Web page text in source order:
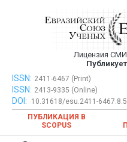
публикация
Лицензия
Евразийский Союз
ISSN: 2411-6467 (Print)
ISSN: 2413-9335 (Online)
DOI:
10.31618/esu.2411-
ПУБЛИКАЦИЯ В
SCOPUS